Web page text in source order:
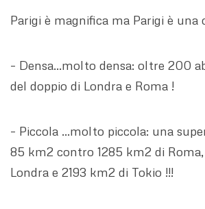
Parigi è magnifica ma Parigi è una
– Densa…molto densa: oltre 200
del doppio di Londra e Roma !
– Piccola …molto piccola: una
85 km2 contro 1285 km2 di
Londra e 2193 km2 di Tokio !!!